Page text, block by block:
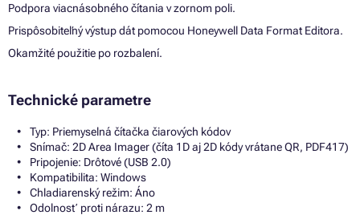
Podpora viacnásobného čítania v zornom poli.
Prispôsobiteľný výstup dát pomocou Honeywell Data Format Editora.
Okamžité použitie po rozbalení.
Technické parametre
Typ: Priemyselná čítačka čiarových kódov
Snímač: 2D Area Imager (číta 1D aj 2D kódy vrátane QR, PDF417)
Pripojenie: Drôtové (USB 2.0)
Kompatibilita: Windows
Chladiarenský režim: Áno
Odolnosť proti nárazu: 2 m